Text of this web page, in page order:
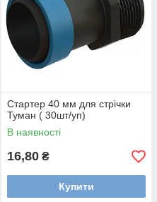
Стартер 40 мм для стрічки
Туман ( 30шт/уп)
В наявності
16,80 ₴
Купити